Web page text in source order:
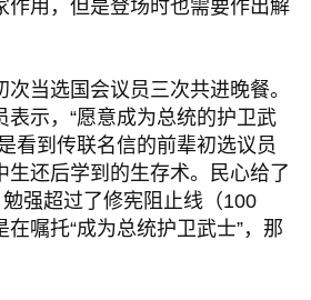
作用，但是登场时也需要作出解
当选国会议员三次共进晚餐。
表示，“愿意成为总统的护卫武
看到传联名信的前辈初选议员
生还后学到的生存术。民心给了
强超过了修宪阻止线（100
嘱托“成为总统护卫武士”，那